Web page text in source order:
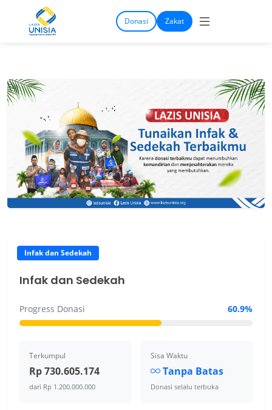
Donasi Zakat
Infak dan Sedekah
Infak dan Sedekah
Progress Donasi 60.9%
Terkumpul
Rp 730.605.174
dari Rp 1.200.000.000
Sisa Waktu
Tanpa Batas
Donasi selalu terbuka